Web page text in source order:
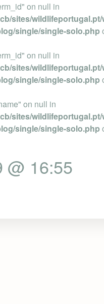
on null in
sites/wildlifeportugal.pt/
single/single-solo.php
on null in
sites/wildlifeportugal.pt/
single/single-solo.php
on null in
sites/wildlifeportugal.pt/
single/single-solo.php
@ 16:55